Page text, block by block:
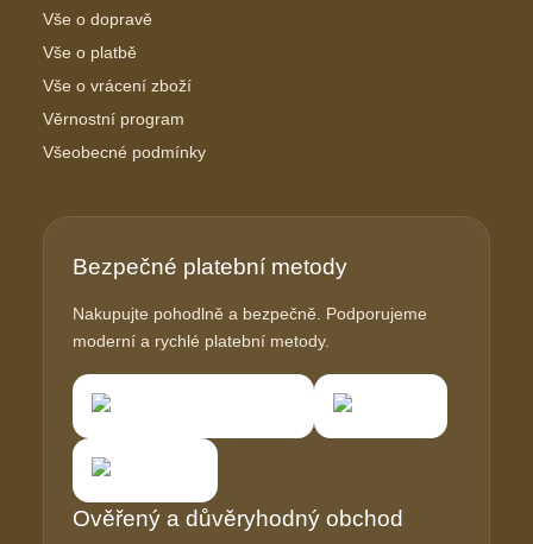
Vše o dopravě
Vše o platbě
Vše o vrácení zboží
Věrnostní program
Všeobecné podmínky
Bezpečné platební metody
Nakupujte pohodlně a bezpečně. Podporujeme
moderní a rychlé platební metody.
Ověřený a důvěryhodný obchod